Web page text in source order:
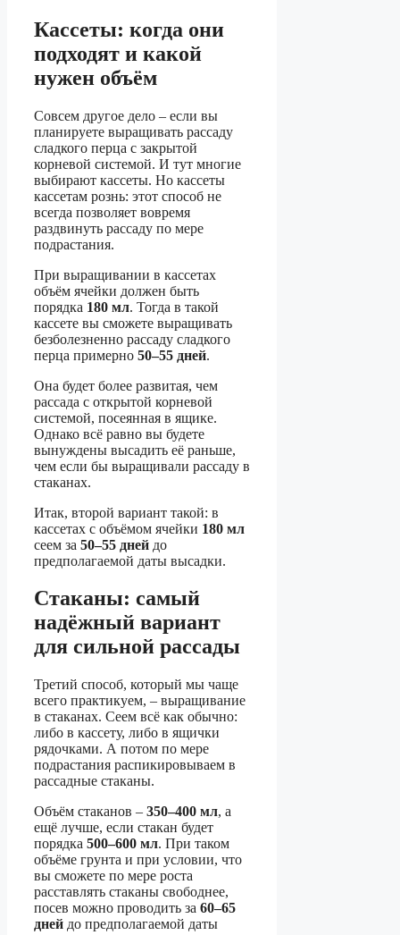
Кассеты: когда они
подходят и какой
нужен объём
Совсем другое дело – если вы
планируете выращивать рассаду
сладкого перца с закрытой
корневой системой. И тут многие
выбирают кассеты. Но кассеты
кассетам рознь: этот способ не
всегда позволяет вовремя
раздвинуть рассаду по мере
подрастания.
При выращивании в кассетах
объём ячейки должен быть
порядка 180 мл. Тогда в такой
кассете вы сможете выращивать
безболезненно рассаду сладкого
перца примерно 50–55 дней.
Она будет более развитая, чем
рассада с открытой корневой
системой, посеянная в ящике.
Однако всё равно вы будете
вынуждены высадить её раньше,
чем если бы выращивали рассаду в
стаканах.
Итак, второй вариант такой: в
кассетах с объёмом ячейки 180 мл
сеем за 50–55 дней до
предполагаемой даты высадки.
Стаканы: самый
надёжный вариант
для сильной рассады
Третий способ, который мы чаще
всего практикуем, – выращивание
в стаканах. Сеем всё как обычно:
либо в кассету, либо в ящички
рядочками. А потом по мере
подрастания распикировываем в
рассадные стаканы.
Объём стаканов – 350–400 мл, а
ещё лучше, если стакан будет
порядка 500–600 мл. При таком
объёме грунта и при условии, что
вы сможете по мере роста
расставлять стаканы свободнее,
посев можно проводить за 60–65
дней до предполагаемой даты